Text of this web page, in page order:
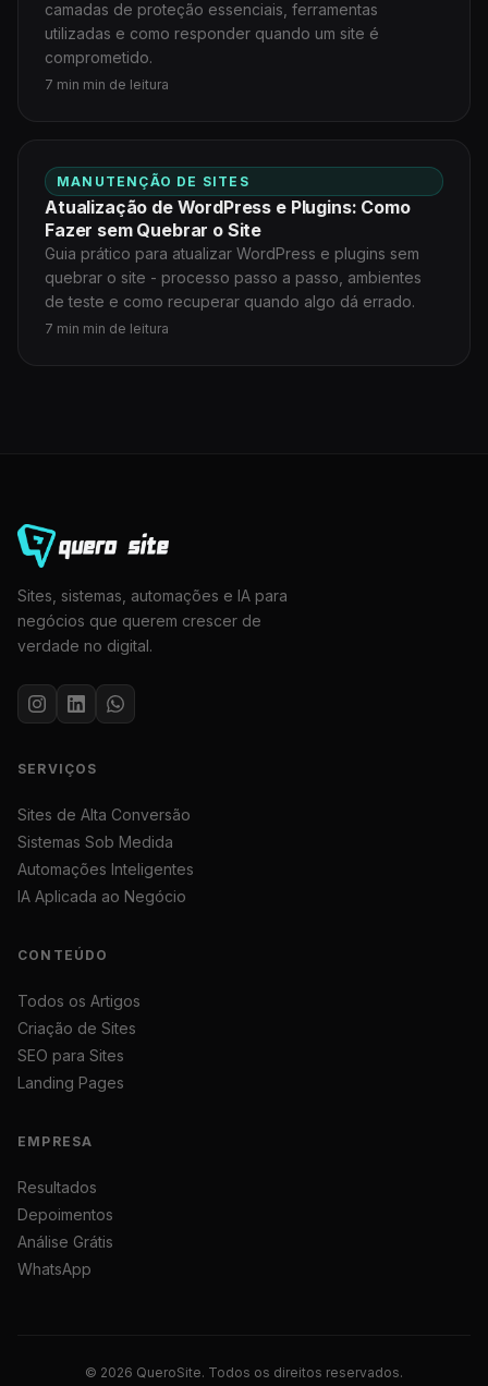
camadas de proteção essenciais, ferramentas
utilizadas e como responder quando um site é
comprometido.
7 min min de leitura
MANUTENÇÃO DE SITES
Atualização de WordPress e Plugins: Como
Fazer sem Quebrar o Site
Guia prático para atualizar WordPress e plugins sem
quebrar o site - processo passo a passo, ambientes
de teste e como recuperar quando algo dá errado.
7 min min de leitura
Sites, sistemas, automações e IA para
negócios que querem crescer de
verdade no digital.
SERVIÇOS
Sites de Alta Conversão
Sistemas Sob Medida
Automações Inteligentes
IA Aplicada ao Negócio
CONTEÚDO
Todos os Artigos
Criação de Sites
SEO para Sites
Landing Pages
EMPRESA
Resultados
Depoimentos
Análise Grátis
WhatsApp
© 2026 QueroSite. Todos os direitos reservados.